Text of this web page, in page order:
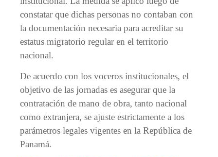
constatar que dichas personas no contaban con
la documentación necesaria para acreditar su
estatus migratorio regular en el territorio
nacional.
De acuerdo con los voceros institucionales, el
objetivo de las jornadas es asegurar que la
contratación de mano de obra, tanto nacional
como extranjera, se ajuste estrictamente a los
parámetros legales vigentes en la República de
Panamá.